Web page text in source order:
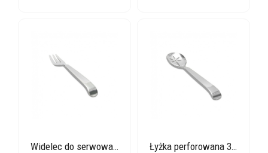
Widelec do serwowania 30 cm Łyżka perforowana 30 cm